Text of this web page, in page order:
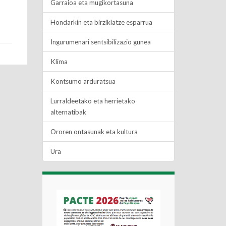
Garraioa eta mugikortasuna
Hondarkin eta birziklatze esparrua
Ingurumenari sentsibilizazio gunea
Klima
Kontsumo arduratsua
Lurraldeetako eta herrietako
alternatibak
Ororen ontasunak eta kultura
Ura